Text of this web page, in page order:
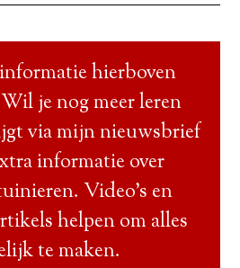
hierboven
je nog meer leren
via mijn nieuwsbrief
informatie over
Video’s en
helpen om alles
te maken.